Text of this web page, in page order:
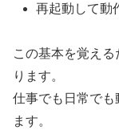
再起動して動
この基本を覚え
ります。
仕事でも日常でも
ます。